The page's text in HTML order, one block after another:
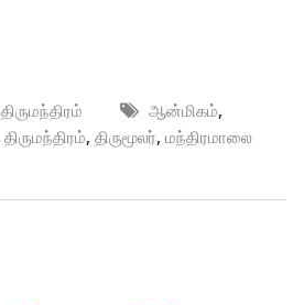
திருமந்திரம் ஆன்மிகம்,
திருமந்திரம், திருமூலர், மந்திரமாலை